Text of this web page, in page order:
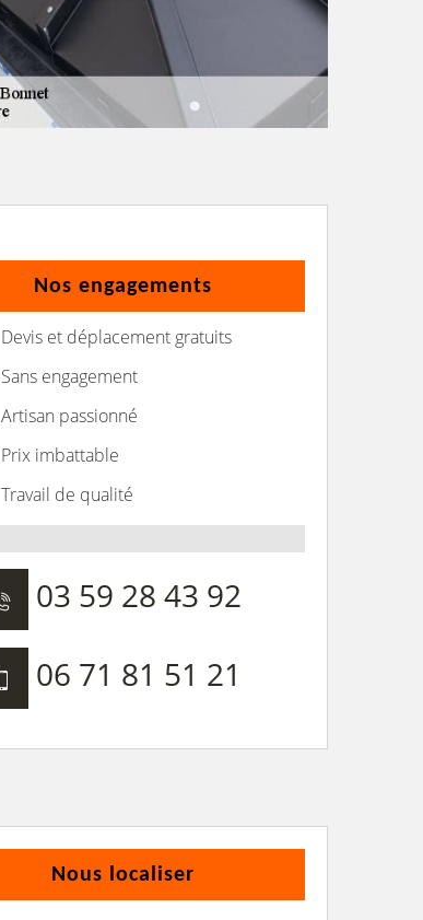
Nos engagements
Devis et déplacement gratuits
Sans engagement
Artisan passionné
Prix imbattable
Travail de qualité
03 59 28 43 92
06 71 81 51 21
Nous localiser